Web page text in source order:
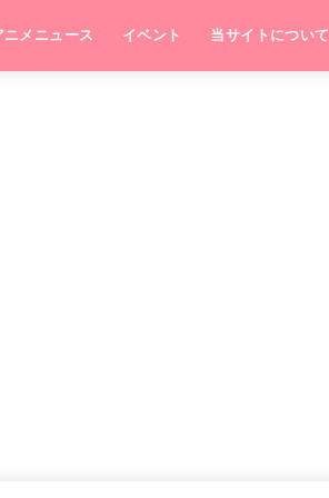
ニメニュース イベント 当サイトについて